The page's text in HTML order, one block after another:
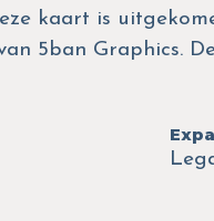
kaart is
5ban Graphics.